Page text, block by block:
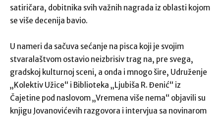
satiričara, dobitnika svih važnih nagrada iz oblasti kojom
se više decenija bavio.
U nameri da sačuva sećanje na pisca koji je svojim
stvaralaštvom ostavio neizbrisiv trag na, pre svega,
gradskoj kulturnoj sceni, a onda i mnogo šire, Udruženje
„Kolektiv Užice“ i Biblioteka „Ljubiša R. Đenić“ iz
Čajetine pod naslovom „Vremena više nema“ objavili su
knjigu Jovanovićevih razgovora i intervjua sa novinarom